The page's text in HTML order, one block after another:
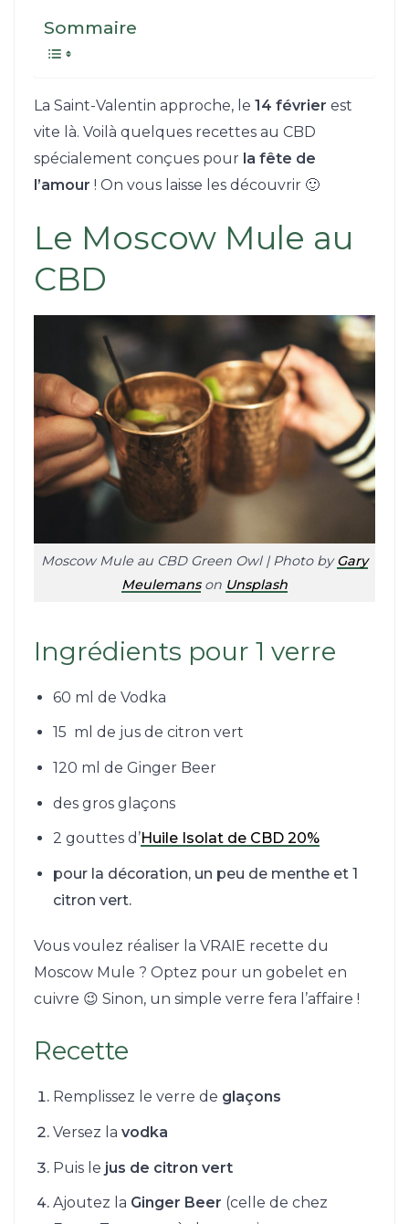
Sommaire
La Saint-Valentin approche, le 14 février est
vite là. Voilà quelques recettes au CBD
spécialement conçues pour la fête de
l’amour ! On vous laisse les découvrir 🙂
Le Moscow Mule au
CBD
Moscow Mule au CBD Green Owl | Photo byGary
Meulemanson Unsplash
Ingrédients pour 1 verre
60 ml de Vodka
15 ml de jus de citron vert
120 ml de Ginger Beer
des gros glaçons
2 gouttes d’Huile Isolat de CBD 20%
pour la décoration, un peu de menthe et 1
citron vert.
Vous voulez réaliser la VRAIE recette du
Moscow Mule ? Optez pour un gobelet en
cuivre 😉 Sinon, un simple verre fera l’affaire !
Recette
Remplissez le verre de glaçons
Versez la vodka
Puis le jus de citron vert
Ajoutez la Ginger Beer (celle de chez